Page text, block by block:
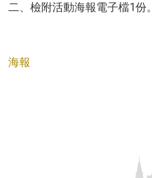
二、檢附活動海報電子檔1份。
海報